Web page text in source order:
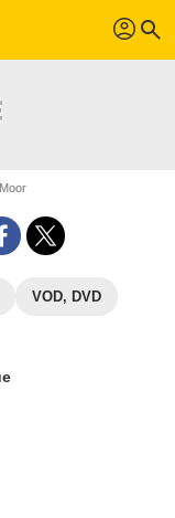
profil search
VOD, DVD